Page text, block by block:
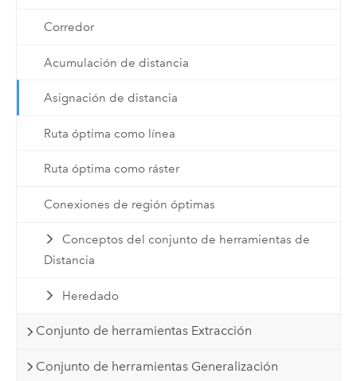
Corredor
Acumulación de distancia
Asignación de distancia
Ruta óptima como línea
Ruta óptima como ráster
Conexiones de región óptimas
Conceptos del conjunto de herramientas de
Distancia
Heredado
Conjunto de herramientas Extracción
Conjunto de herramientas Generalización